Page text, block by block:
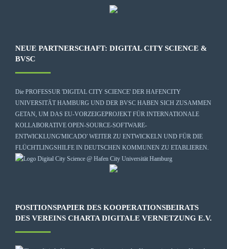
NEUE PARTNERSCHAFT: DIGITAL CITY SCIENCE &
BVSC
Die PROFESSUR 'DIGITAL CITY SCIENCE' DER HAFENCITY
UNIVERSITÄT HAMBURG UND DER BVSC HABEN SICH ZUSAMMEN
GETAN, UM DAS EU-VORZEIGEPROJEKT FÜR INTERNATIONALE
KOLLABORATIVE OPEN-SOURCE-SOFTWARE-
ENTWICKLUNG'MICADO' WEITER ZU ENTWICKELN UND FÜR DIE
FLÜCHTLINGSHILFE IN DEUTSCHEN KOMMUNEN ZU ETABLIEREN.
POSITIONSPAPIER DES KOOPERATIONSBEIRATS
DES VEREINS CHARTA DIGITALE VERNETZUNG E.V.